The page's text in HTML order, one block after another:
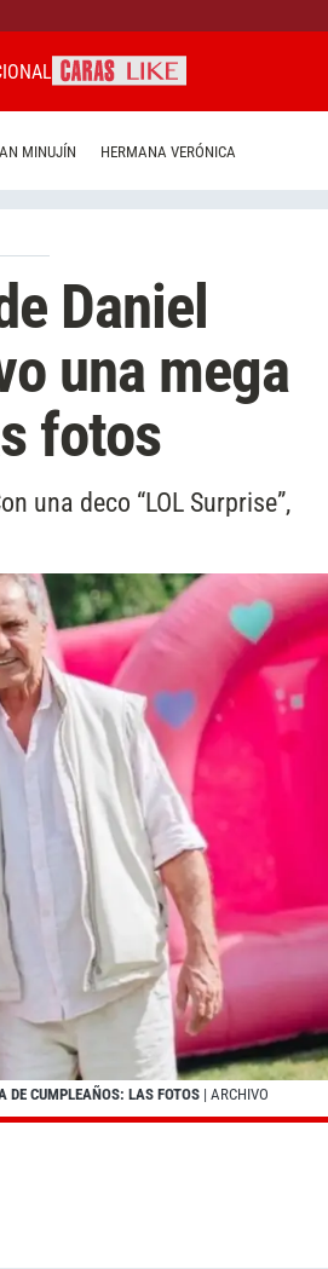
MINUJÍN HERMANA VERÓNICA
Daniel
una mega
fotos
una deco “LOL Surprise”,
DE CUMPLEAÑOS: LAS FOTOS | ARCHIVO